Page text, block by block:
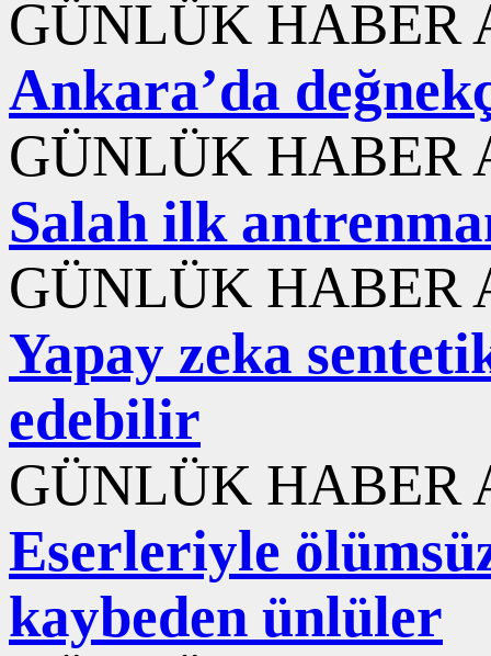
GÜNLÜK HABER
Ankara’da
GÜNLÜK HABER
Salah ilk
GÜNLÜK HABER
Yapay zeka
edebilir
GÜNLÜK HABER
Eserleriyle
kaybeden ünlüler